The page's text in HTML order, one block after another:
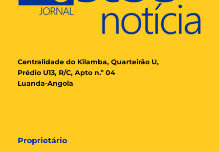
Centralidade do Kilamba, Quarteirão U,
Prédio U13, R/C, Apto n.º 04
Luanda-Angola
Proprietário